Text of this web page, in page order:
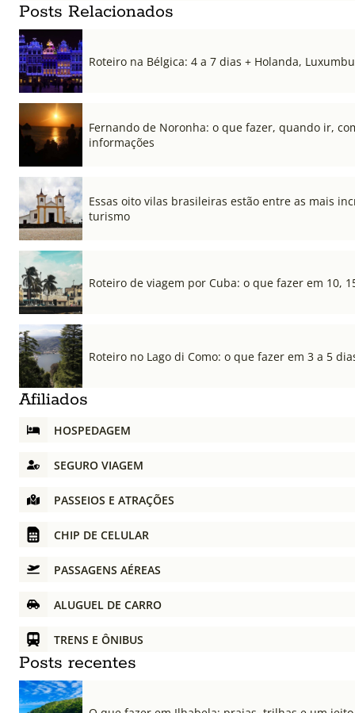
Posts Relacionados
Roteiro na Bélgica: 4 a 7 dias + Holanda,
Fernando de Noronha: o que fazer, quando ir,
informações
Essas oito vilas brasileiras estão entre as mais
turismo
Roteiro de viagem por Cuba: o que fazer em 10,
Roteiro no Lago di Como: o que fazer em 3 a 5
Afiliados
HOSPEDAGEM
SEGURO VIAGEM
PASSEIOS E ATRAÇÕES
CHIP DE CELULAR
PASSAGENS AÉREAS
ALUGUEL DE CARRO
TRENS E ÔNIBUS
Posts recentes